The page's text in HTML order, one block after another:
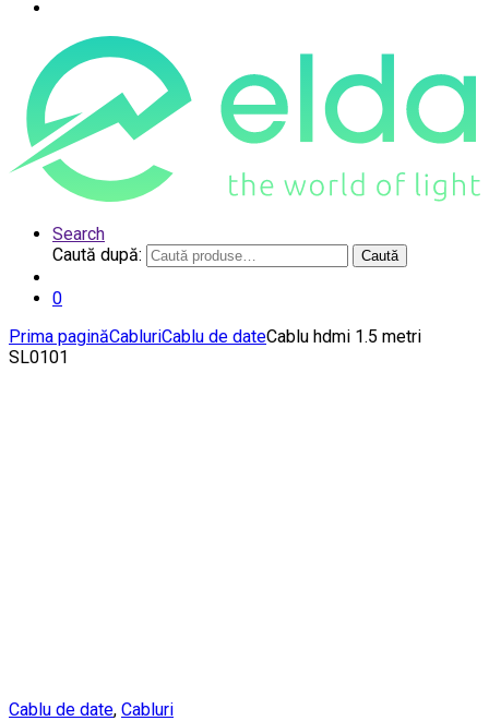
Search
Caută după:
Caută
0
Prima paginăCabluriCablu de dateCablu hdmi 1.5 metri
SL0101
Cablu de date, Cabluri